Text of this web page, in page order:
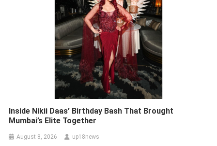
Inside Nikii Daas’ Birthday Bash That Brought
Mumbai’s Elite Together
August 8, 2026 up18news